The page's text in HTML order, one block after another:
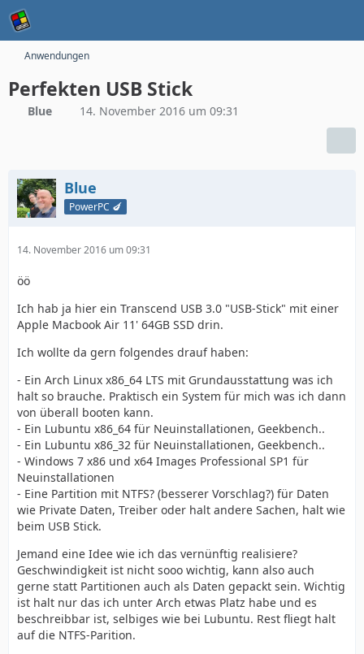
Anwendungen
Perfekten USB Stick
Blue 14. November 2016 um 09:31
Blue
PowerPC 🍆
14. November 2016 um 09:31
öö
Ich hab ja hier ein Transcend USB 3.0 "USB-Stick" mit einer
Apple Macbook Air 11' 64GB SSD drin.
Ich wollte da gern folgendes drauf haben:
- Ein Arch Linux x86_64 LTS mit Grundausstattung was ich
halt so brauche. Praktisch ein System für mich was ich dann
von überall booten kann.
- Ein Lubuntu x86_64 für Neuinstallationen, Geekbench..
- Ein Lubuntu x86_32 für Neuinstallationen, Geekbench..
- Windows 7 x86 und x64 Images Professional SP1 für
Neuinstallationen
- Eine Partition mit NTFS? (besserer Vorschlag?) für Daten
wie Private Daten, Treiber oder halt andere Sachen, halt wie
beim USB Stick.
Jemand eine Idee wie ich das vernünftig realisiere?
Geschwindigkeit ist nicht sooo wichtig, kann also auch
gerne statt Partitionen auch als Daten gepackt sein. Wichtig
ist halt nur das ich unter Arch etwas Platz habe und es
beschreibbar ist, selbiges wie bei Lubuntu. Rest fliegt halt
auf die NTFS-Parition.